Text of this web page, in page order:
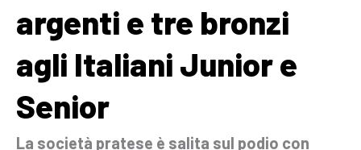
argenti e tre bronzi
agli Italiani Junior e
Senior
La società pratese è salita sul podio con